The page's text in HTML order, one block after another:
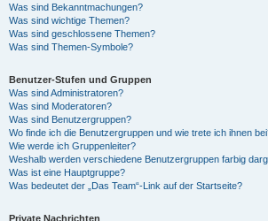
Was sind Bekanntmachungen?
Was sind wichtige Themen?
Was sind geschlossene Themen?
Was sind Themen-Symbole?
Benutzer-Stufen und Gruppen
Was sind Administratoren?
Was sind Moderatoren?
Was sind Benutzergruppen?
Wo finde ich die Benutzergruppen und wie trete ich ihnen
Wie werde ich Gruppenleiter?
Weshalb werden verschiedene Benutzergruppen farbig
Was ist eine Hauptgruppe?
Was bedeutet der „Das Team“-Link auf der Startseite?
Private Nachrichten